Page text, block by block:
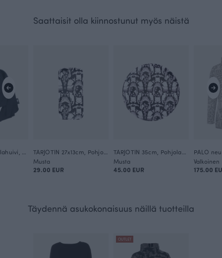
Saattaisit olla kiinnostunut myös näistä
KINOS merinovillahuivi, musta
TARJOTIN 27x13cm, Pohjolan portti
Musta
29.00 EUR
TARJOTIN 35cm, Pohjolan portti
Musta
45.00 EUR
Valkoinen
175.00
Täydennä asukokonaisuus näillä tuotteilla
OUTLET